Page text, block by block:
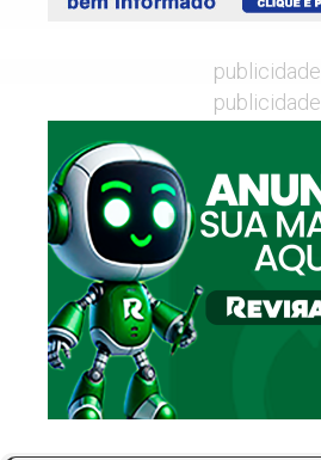
publicidade
publicidade